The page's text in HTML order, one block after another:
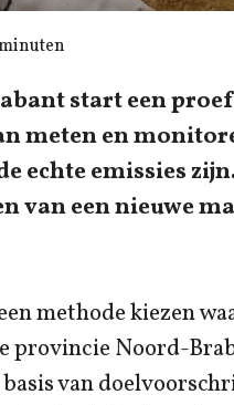
start een
meten en
echte emissies
van een nieuwe
methode kiezen
provincie Noord-
van